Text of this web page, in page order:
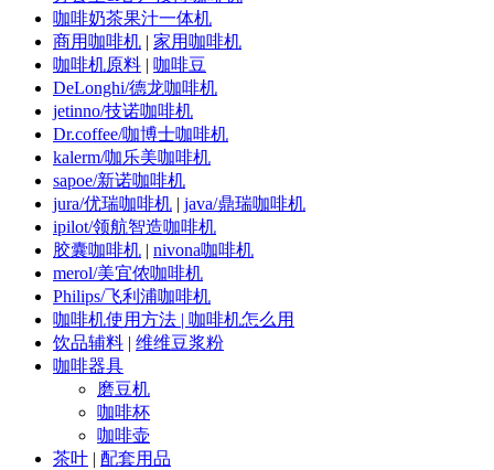
咖啡奶茶果汁一体机
商用咖啡机 | 家用咖啡机
咖啡机原料 | 咖啡豆
DeLonghi/德龙咖啡机
jetinno/技诺咖啡机
Dr.coffee/咖博士咖啡机
kalerm/咖乐美咖啡机
sapoe/新诺咖啡机
jura/优瑞咖啡机 | java/鼎瑞咖啡机
ipilot/领航智造咖啡机
胶囊咖啡机 | nivona咖啡机
merol/美宜侬咖啡机
Philips/飞利浦咖啡机
咖啡机使用方法 | 咖啡机怎么用
饮品辅料 | 维维豆浆粉
咖啡器具
磨豆机
咖啡杯
咖啡壶
茶叶 | 配套用品